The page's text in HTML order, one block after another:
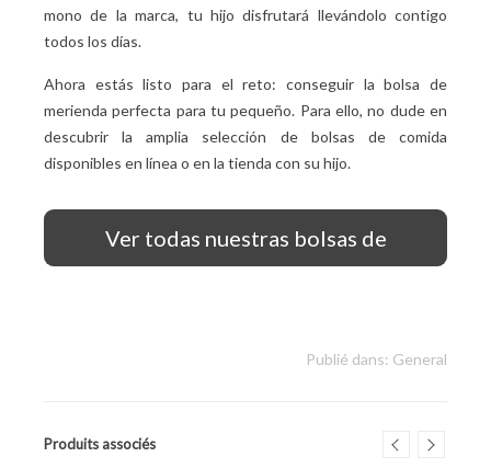
mono de la marca, tu hijo disfrutará llevándolo contigo
todos los días.
Ahora estás listo para el reto: conseguir la bolsa de
merienda perfecta para tu pequeño. Para ello, no dude en
descubrir la amplia selección de bolsas de comida
disponibles en línea o en la tienda con su hijo.
Ver todas nuestras bolsas de
Publié dans: General
Produits associés